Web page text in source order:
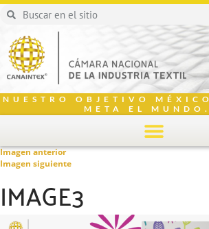
NUESTRO OBJETIVO
META EL MUNDO.
Imagen anterior
Imagen siguiente
IMAGE3